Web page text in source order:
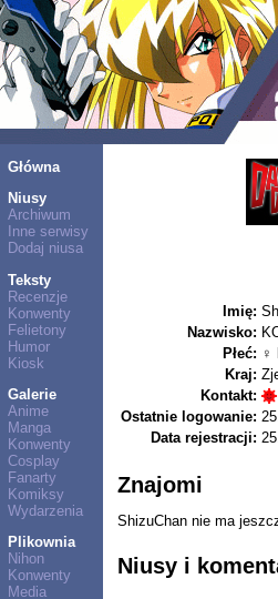
Główna
Niusy
Archiwum
Inne serwisy
Dodaj niusa
Teksty
Recenzje
Konwenty
Felietony
Humor
Kiosk
Galerie
Anime
Manga
Konwenty
Cosplay
Fanarty
Komiksy
Wydarzenia
Plikownia
Nihon
Konwenty
Media
Imię:
Nazwisko:
Płeć: ♀
Kraj:
Kontakt:
Ostatnie logowanie:
Data rejestracji:
Znajomi
ShizuChan nie ma
Niusy i